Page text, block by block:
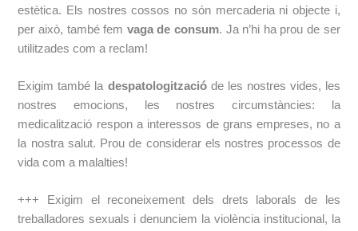
estètica. Els nostres cossos no són mercaderia ni objecte i,
peraixò, també fem ​vaga de consum​. Ja n’hi ha prou de ser
utilitzades com a reclam!
Exigim també la ​ despatologització​de les nostres vides, les
nostres emocions, les nostres circumstàncies: la
medicalització respon a interessos de grans empreses, no a
la nostra salut. Prou de considerar els nostres processos de
vida com a malalties!
+++ Exigim el reconeixement dels drets laborals de les
treballadores sexuals i denunciem la violència institucional, la